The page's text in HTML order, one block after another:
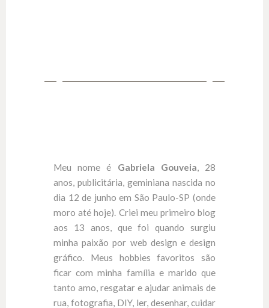
Meu nome é Gabriela Gouveia, 28
anos, publicitária, geminiana nascida no
dia 12 de junho em São Paulo-SP (onde
moro até hoje). Criei meu primeiro blog
aos 13 anos, que foi quando surgiu
minha paixão por web design e design
gráfico. Meus hobbies favoritos são
ficar com minha família e marido que
tanto amo, resgatar e ajudar animais de
rua, fotografia, DIY, ler, desenhar, cuidar